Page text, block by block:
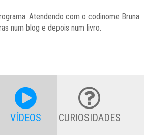
Atendendo com o codinome Bruna
num blog e depois num livro.
VÍDEOS CURIOSIDADES